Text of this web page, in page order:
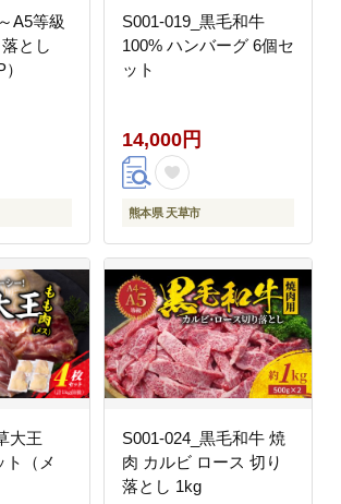
A5等級
とし
S001-019_黒毛和牛
100% ハンバーグ 6個セ
ット
14,000円
熊本県 天草市
大王
ト（メ
S001-024_黒毛和牛 焼
肉 カルビ ロース 切り
落とし 1kg